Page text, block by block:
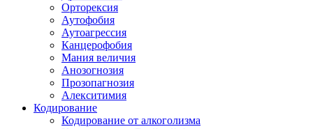
Орторексия
Аутофобия
Аутоагрессия
Канцерофобия
Мания величия
Анозогнозия
Прозопагнозия
Алекситимия
Кодирование
Кодирование от алкоголизма